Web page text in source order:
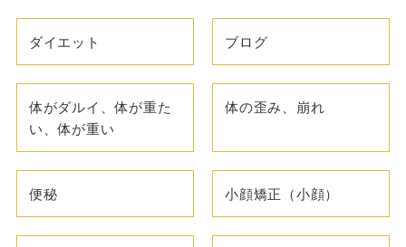
ダイエット ブログ
体がダルイ、体が重た
い、体が重い
体の歪み、崩れ
便秘 小顔矯正（小顔）